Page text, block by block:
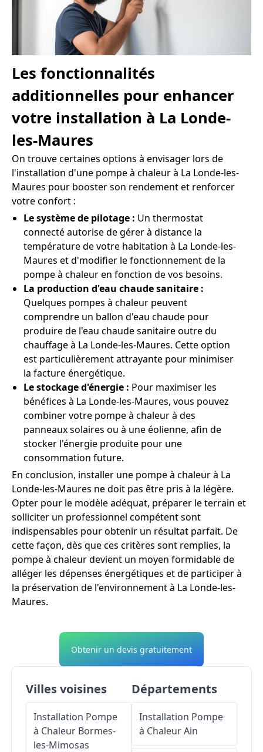
Les fonctionnalités
additionnelles pour enhancer
votre installation à La Londe-
les-Maures
On trouve certaines options à envisager lors de
l'installation d'une pompe à chaleur à La Londe-les-
Maures pour booster son rendement et renforcer
votre confort :
Le système de pilotage : Un thermostat
connecté autorise de gérer à distance la
température de votre habitation à La Londe-les-
Maures et d'modifier le fonctionnement de la
pompe à chaleur en fonction de vos besoins.
La production d'eau chaude sanitaire :
Quelques pompes à chaleur peuvent
comprendre un ballon d'eau chaude pour
produire de l'eau chaude sanitaire outre du
chauffage à La Londe-les-Maures. Cette option
est particulièrement attrayante pour minimiser
la facture énergétique.
Le stockage d'énergie : Pour maximiser les
bénéfices à La Londe-les-Maures, vous pouvez
combiner votre pompe à chaleur à des
panneaux solaires ou à une éolienne, afin de
stocker l'énergie produite pour une
consommation future.
En conclusion, installer une pompe à chaleur à La
Londe-les-Maures ne doit pas être pris à la légère.
Opter pour le modèle adéquat, préparer le terrain et
solliciter un professionnel compétent sont
indispensables pour obtenir un résultat parfait. De
cette façon, dès que ces critères sont remplies, la
pompe à chaleur devient un moyen formidable de
alléger les dépenses énergétiques et de participer à
la préservation de l'environnement à La Londe-les-
Maures.
Obtenir un devis gratuitement
Villes voisines
Installation Pompe
à Chaleur Bormes-
les-Mimosas
Départements
Installation Pompe
à ChaleurAin